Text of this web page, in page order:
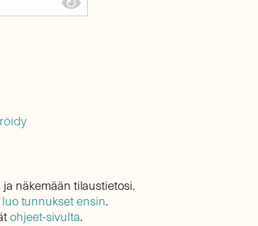
näkemään tilaustietosi.
luo tunnukset ensin.
ohjeet-sivulta.